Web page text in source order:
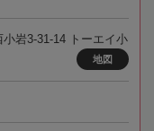
岩3-31-14 トーエイ小
地図